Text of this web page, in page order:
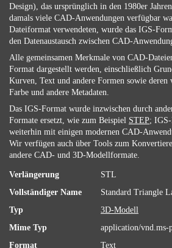
Design), das ursprünglich in den 1980er
damals viele CAD-Anwendungen verfügbar
Dateiformat verwendeten, wurde das IGS-
den Datenaustausch zwischen CAD-
Alle gemeinsamen Merkmale von CAD-
Format dargestellt werden, einschließlich
Kurven, Text und andere Formen sowie deren
Farbe und andere Metadaten.
Das IGS-Format wurde inzwischen durch
Formate ersetzt, wie zum Beispiel STEP;
weiterhin mit einigen modernen CAD-
Wir verfügen auch über Tools zum
andere CAD- und 3D-Modellformate.
Verlängerung
STL
Vollständiger Name
Standard Triangle
Typ
3D-Modell
Mime Typ
application/vnd.ms-
Format
Text